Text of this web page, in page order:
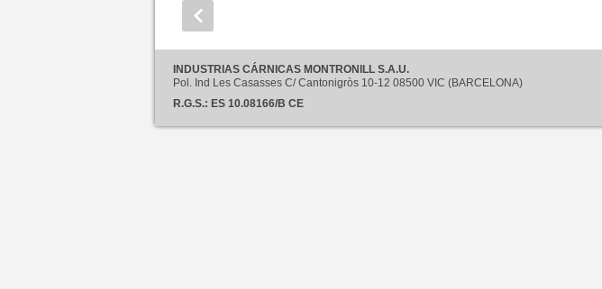
INDUSTRIAS CÁRNICAS MONTRONILL S.A.U.
Pol. Ind Les Casasses C/ Cantonigròs 10-12 08500 VIC (BARCELONA)
R.G.S.: ES 10.08166/B CE